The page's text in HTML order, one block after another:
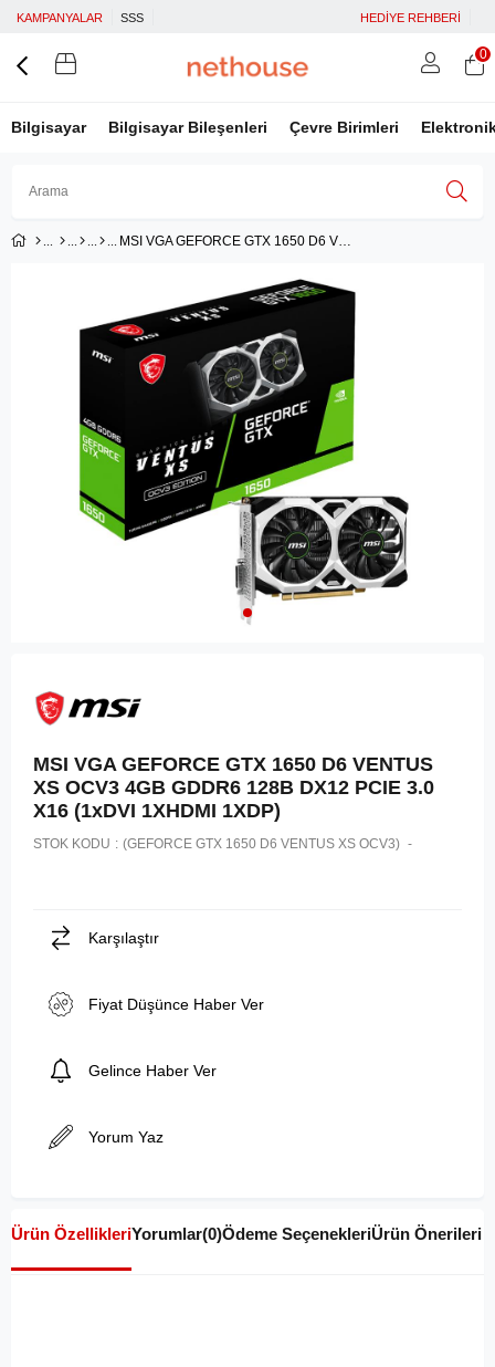
KAMPANYALAR SSS HEDİYE REHBERİ
Bilgisayar Bilgisayar Bileşenleri Çevre Birimleri
Google İle Bağlan
0
MSI VGA GEFORCE GTX 1650 D6 VENTUS XS OCV3 4GB GDDR6 128B DX12 PCIE 3.0 X16 (1xDVI 1XHDMI 1XDP)
MSI VGA GEFORCE GTX 1650 D6 VENTUS
XS OCV3 4GB GDDR6 128B DX12 PCIE 3.0
X16 (1xDVI 1XHDMI 1XDP)
STOK KODU (GEFORCE GTX 1650 D6 VENTUS XS OCV3)
Karşılaştır
Fiyat Düşünce Haber Ver
Gelince Haber Ver
Yorum Yaz
Ürün ÖzellikleriYorumlar(0)Ödeme SeçenekleriÜrün Önerileri